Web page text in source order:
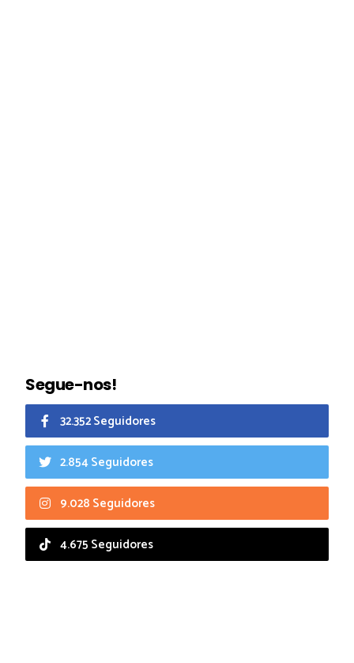
Segue-nos!
32.352 Seguidores
2.854 Seguidores
9.028 Seguidores
4.675 Seguidores